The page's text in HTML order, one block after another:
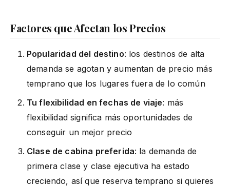
Factores que Afectan los Precios
Popularidad del destino: los destinos de alta
demanda se agotan y aumentan de precio más
temprano que los lugares fuera de lo común
Tu flexibilidad en fechas de viaje: más
flexibilidad significa más oportunidades de
conseguir un mejor precio
Clase de cabina preferida: la demanda de
primera clase y clase ejecutiva ha estado
creciendo, así que reserva temprano si quieres